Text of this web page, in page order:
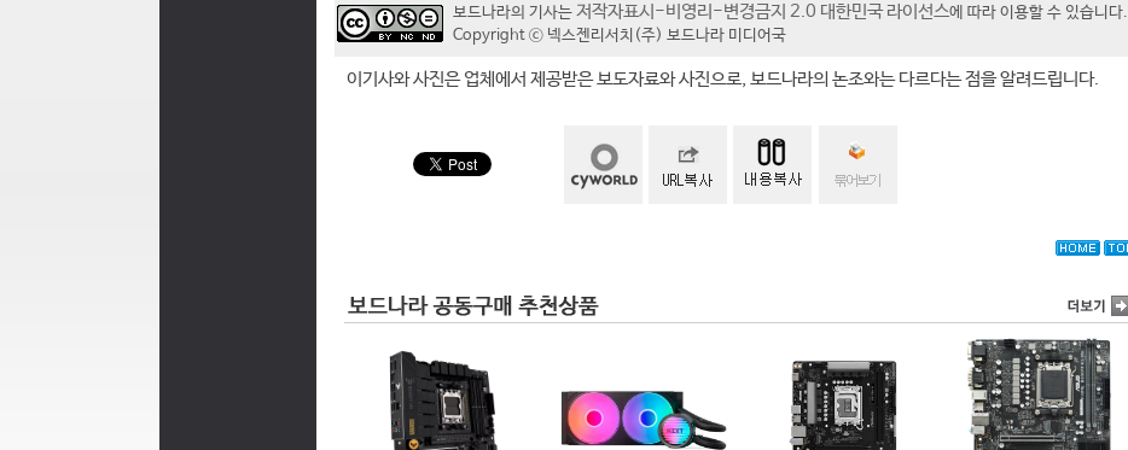
보드나라의 기사는 저작자표시-비영리-변경금지 2.0 대한민국 라이선스에 따라 이용할 수 있습니다.
Copyright ⓒ 넥스젠리서치(주) 보드나라 미디어국
이기사와 사진은 업체에서 제공받은 보도자료와 사진으로, 보드나라의 논조와는 다르다는 점을 알려드립니다.